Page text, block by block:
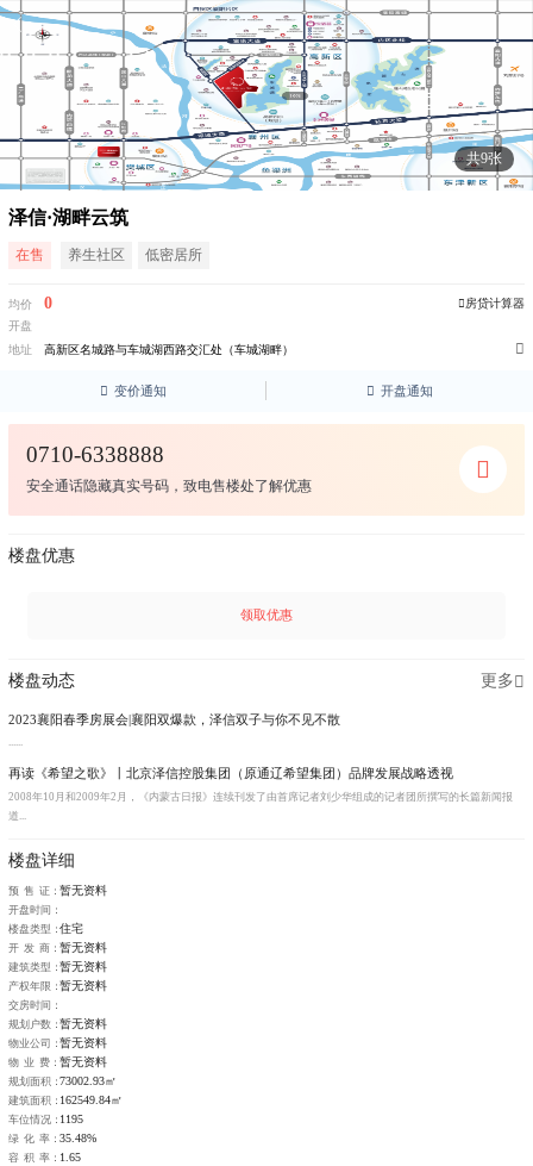
共9张
泽信·湖畔云筑
在售 养生社区 低密居所
均价 0
房贷计算器
开盘
地址
高新区名城路与车城湖西路交汇处（车城湖畔） 
 变价通知  开盘通知
0710-6338888
安全通话隐藏真实号码，致电售楼处了解优惠
楼盘优惠
领取优惠
楼盘动态 更多
2023襄阳春季房展会|襄阳双爆款，泽信双子与你不见不散
......
再读《希望之歌》丨北京泽信控股集团（原通辽希望集团）品牌发展战略透视
2008年10月和2009年2月，《内蒙古日报》连续刊发了由首席记者刘少华组成的记者团所撰写的长篇新闻报
道...
楼盘详细
预 售 证：暂无资料
开盘时间：
楼盘类型：住宅
开 发 商：暂无资料
建筑类型：暂无资料
产权年限：暂无资料
交房时间：
规划户数：暂无资料
物业公司：暂无资料
物 业 费：暂无资料
规划面积：73002.93㎡
建筑面积：162549.84㎡
车位情况：1195
绿 化 率：35.48%
容 积 率：1.65